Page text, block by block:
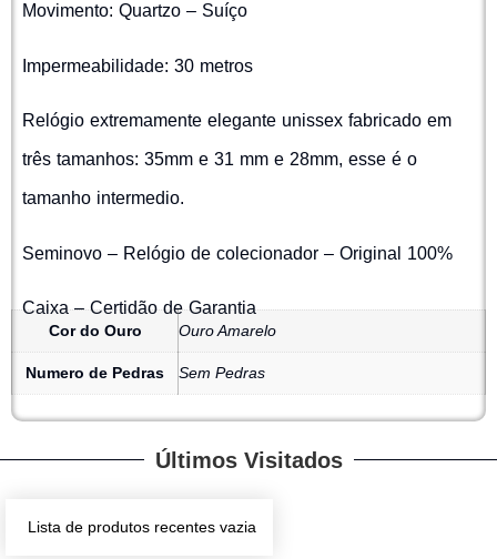
Movimento: Quartzo – Suíço
Impermeabilidade: 30 metros
Relógio extremamente elegante unissex fabricado em
três tamanhos: 35mm e 31 mm e 28mm, esse é o
tamanho intermedio.
Seminovo – Relógio de colecionador – Original 100%
Caixa – Certidão de Garantia
Cor do Ouro Ouro Amarelo
Numero de Pedras Sem Pedras
Últimos Visitados
Lista de produtos recentes vazia